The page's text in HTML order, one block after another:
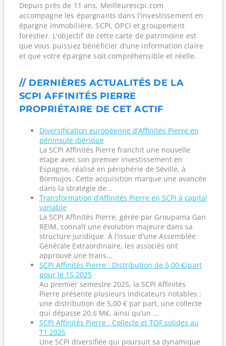
Depuis près de 11 ans, Meilleurescpi.com
accompagne les épargnants dans l'investissement en
épargne immobilière, SCPI, OPCI et groupement
forestier. L'objectif de cette carte de patrimoine est
que vous puissiez bénéficier d'une information claire
et que votre épargne soit compréhensible et réelle.
// DERNIÈRES ACTUALITÉS DE LA
SCPI AFFINITÉS PIERRE
PROPRIÉTAIRE DE CET ACTIF
Diversification européenne d’Affinités Pierre en
péninsule ibérique
La SCPI Affinités Pierre franchit une nouvelle
étape avec son premier investissement en
Espagne, réalisé en périphérie de Séville, à
Bormujos. Cette acquisition marque une avancée
dans la stratégie de...
Transformation d’Affinités Pierre en SCPI à capital
variable
La SCPI Affinités Pierre, gérée par Groupama Gan
REIM, connaît une évolution majeure dans sa
structure juridique. À l'issue d'une Assemblée
Générale Extraordinaire, les associés ont
approuvé une trans...
SCPI Affinités Pierre : Distribution de 5,00 €/part
pour le 1S 2025
Au premier semestre 2025, la SCPI Affinités
Pierre présente plusieurs indicateurs notables :
une distribution de 5,00 € par part, une collecte
qui dépasse 20,6 M€, ainsi qu’un ...
SCPI Affinités Pierre : Collecte et TOF solides au
T1 2025
Une SCPI diversifiée qui poursuit sa dynamique